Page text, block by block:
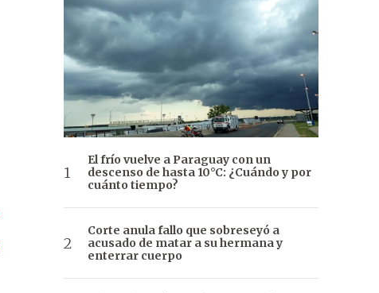
El frío vuelve a Paraguay con un
descenso de hasta 10°C: ¿Cuándo y por
cuánto tiempo?
Corte anula fallo que sobreseyó a
acusado de matar a su hermana y
enterrar cuerpo